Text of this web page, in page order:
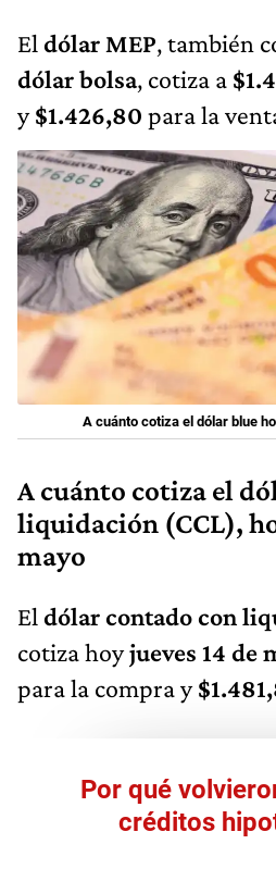
El dólar MEP, también
dólar bolsa, cotiza a
y$1.426,80 para la
A cuánto cotiza el dólar blue
A cuánto cotiza el
liquidación (CCL),
mayo
El dólar contado con
cotiza hoyjueves 14 de
para la compra y
Por qué
créditos